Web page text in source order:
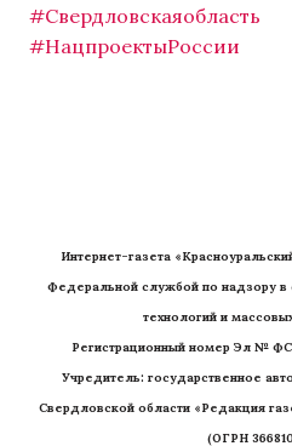
#Свердловскаяобласть
#НацпроектыРоссии
Интернет-газета
Федеральной службой по надзору
технологий и
Регистрационный номер Эл №
Учредитель: государственное
Свердловской области «Редакция
(ОГРН